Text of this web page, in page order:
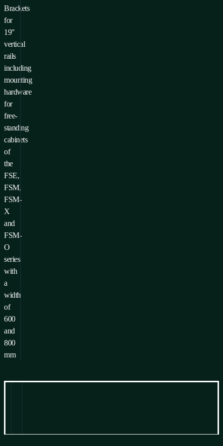
Brackets
for
19"
vertical
rails
including
mounting
hardware
for
free-
standing
cabinets
of
the
FSE,
FSM,
FSM-
X
and
FSM-
O
series
with
a
width
of
600
and
800
mm